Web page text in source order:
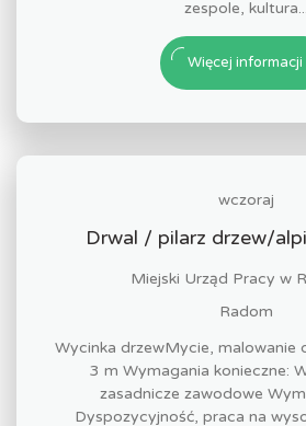
zespole, kultura...
Więcej informacji
wczoraj
Drwal / pilarz drzew/
Miejski Urząd Pracy w
Radom
Wycinka drzewMycie, malowanie
3 m Wymagania konieczne:
zasadnicze zawodowe
Dyspozycyjność, praca na